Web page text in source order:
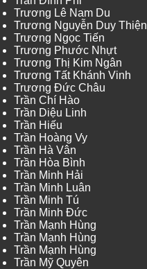
Trương Lê Nam Du
Trương Nguyễn Duy Thiện
Trương Ngọc Tiến
Trương Phước Nhựt
Trương Thị Kim Ngân
Trương Tất Khánh Vinh
Trương Đức Châu
Trần Chí Hào
Trần Diệu Linh
Trần Hiếu
Trần Hoàng Vy
Trần Hà Vân
Trần Hòa Bình
Trần Minh Hải
Trần Minh Luân
Trần Minh Tú
Trần Minh Đức
Trần Mạnh Hùng
Trần Mạnh Hùng
Trần Mạnh Hùng
Trần Mỹ Quyên